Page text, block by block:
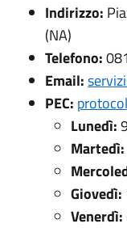
Indirizzo:
(NA)
Telefono:
Email:
PEC:
Lunedì:
Martedì:
Giovedì:
Venerdì: